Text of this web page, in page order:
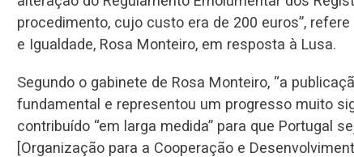
procedimento, cujo custo era de 200 euros”,
e Igualdade, Rosa Monteiro, em resposta à Lusa.
Segundo o gabinete de Rosa Monteiro, “a
fundamental e representou um progresso muito
contribuído “em larga medida” para que Portugal
[Organização para a Cooperação e